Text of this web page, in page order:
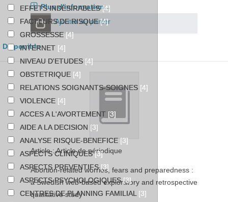
Plus d'information...
Ajouter au panier
Disponible
Article : Article de périodique
Abortion-related worries, fears and preparedness :
a Swedish web-based exploratory and retrospective
qualitative study
EFFETS INDESIRABLES[4]
FACTEURS DE RISQUE[4]
GROSSESSE [4]
INTERNET [4]
NIVEAU D'ETUDES [4]
OBSTETRIQUE [4]
RELATIONS SOIGNANTS-SOIGNES [4]
VIOLENCE [4]
ACCES A L'AVORTEMENT [3]
AIDE A LA DECISION [3]
ANALYSE RISQUE-BENEFICE [3]
ASPECTS CLINIQUES[3]
ASPECTS PREVENTIFS[3]
ASPECTS PSYCHOLOGIQUES[3]
CENTRES DE PLANNING FAMILIAL [3]